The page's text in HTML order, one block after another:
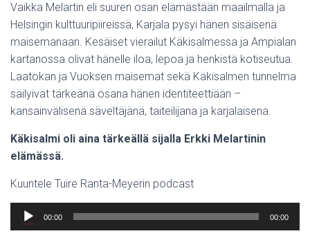
Vaikka Melartin eli suuren osan elämästään maailmalla ja
Helsingin kulttuuripiireissä, Karjala pysyi hänen sisäisenä
maisemanaan. Kesäiset vierailut Käkisalmessa ja Ampialan
kartanossa olivat hänelle iloa, lepoa ja henkistä kotiseutua.
Laatokan ja Vuoksen maisemat sekä Käkisalmen tunnelma
säilyivät tärkeänä osana hänen identiteettiään –
kansainvälisenä säveltäjänä, taiteilijana ja karjalaisena.
Käkisalmi oli aina tärkeällä sijalla Erkki Melartinin
elämässä.
Kuuntele Tuire Ranta-Meyerin podcast
Äänitoistin00:00 00:00